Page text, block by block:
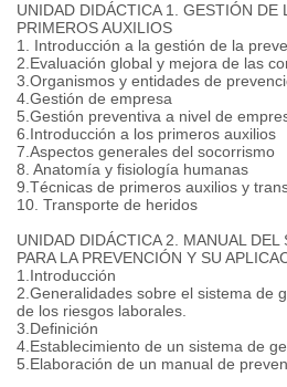
UNIDAD DIDÁCTICA 1. GESTIÓN DE
PRIMEROS AUXILIOS
1. Introducción a la gestión de la
2.Evaluación global y mejora de las
3.Organismos y entidades de
4.Gestión de empresa
5.Gestión preventiva a nivel de
6.Introducción a los primeros auxilios
7.Aspectos generales del socorrismo
8. Anatomía y fisiología humanas
9.Técnicas de primeros auxilios y
10. Transporte de heridos
UNIDAD DIDÁCTICA 2. MANUAL DEL
PARA LA PREVENCIÓN Y SU
1.Introducción
2.Generalidades sobre el sistema de
de los riesgos laborales.
3.Definición
4.Establecimiento de un sistema de
5.Elaboración de un manual de